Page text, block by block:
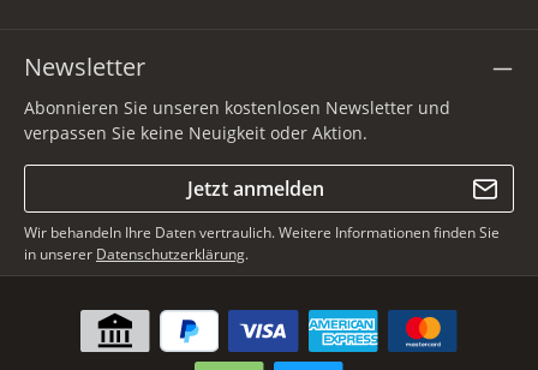
Newsletter
Abonnieren Sie unseren kostenlosen Newsletter und
verpassen Sie keine Neuigkeit oder Aktion.
Jetzt anmelden
Wir behandeln Ihre Daten vertraulich. Weitere Informationen finden Sie
in unserer Datenschutzerklärung.